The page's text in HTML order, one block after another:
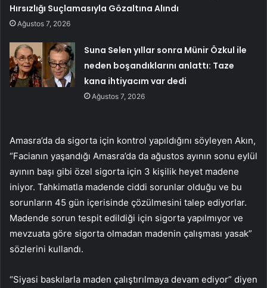
Hırsızlığı Suçlamasıyla Gözaltına Alındı
Ağustos 7, 2026
Suna Selen yıllar sonra Münir Özkul ile
neden boşandıklarını anlattı: Taze
kana ihtiyacım var dedi
Ağustos 7, 2026
Amasra’da da sigorta için kontrol yapıldığını söyleyen Akın,
“Facianın yaşandığı Amasra’da da ağustos ayının sonu eylül
ayının başı gibi özel sigorta için 3 kişilik heyet madene
iniyor. Tahkimatla madende ciddi sorunlar olduğu ve bu
sorunların 45 gün içerisinde çözülmesini talep ediyorlar.
Madende sorun tespit edildiği için sigorta yapılmıyor ve
mevzuata göre sigorta olmadan madenin çalışması yasak”
sözlerini kullandı.
“Siyasi baskılarla maden çalıştırılmaya devam ediyor” diyen